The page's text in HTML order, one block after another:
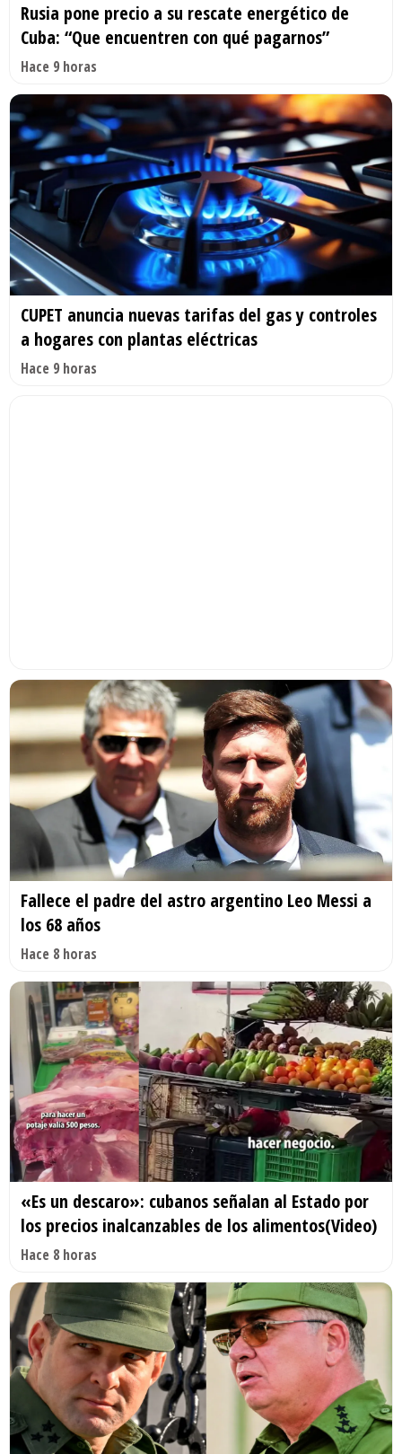
Rusia pone precio a su rescate energético de
Cuba: “Que encuentren con qué pagarnos”
Hace 9 horas
CUPET anuncia nuevas tarifas del gas y controles
a hogares con plantas eléctricas
Hace 9 horas
Fallece el padre del astro argentino Leo Messi a
los 68 años
Hace 8 horas
«Es un descaro»: cubanos señalan al Estado por
los precios inalcanzables de los alimentos(Video)
Hace 8 horas